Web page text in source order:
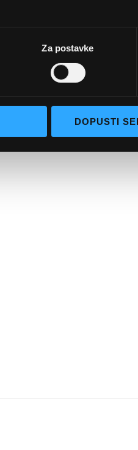
Za postavke
DOPUSTI
selection